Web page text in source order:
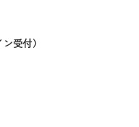
受付）